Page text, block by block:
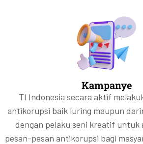
Kampanye
TI Indonesia secara aktif
antikorupsi baik luring maupun
dengan pelaku seni kreatif untuk
pesan-pesan antikorupsi bagi